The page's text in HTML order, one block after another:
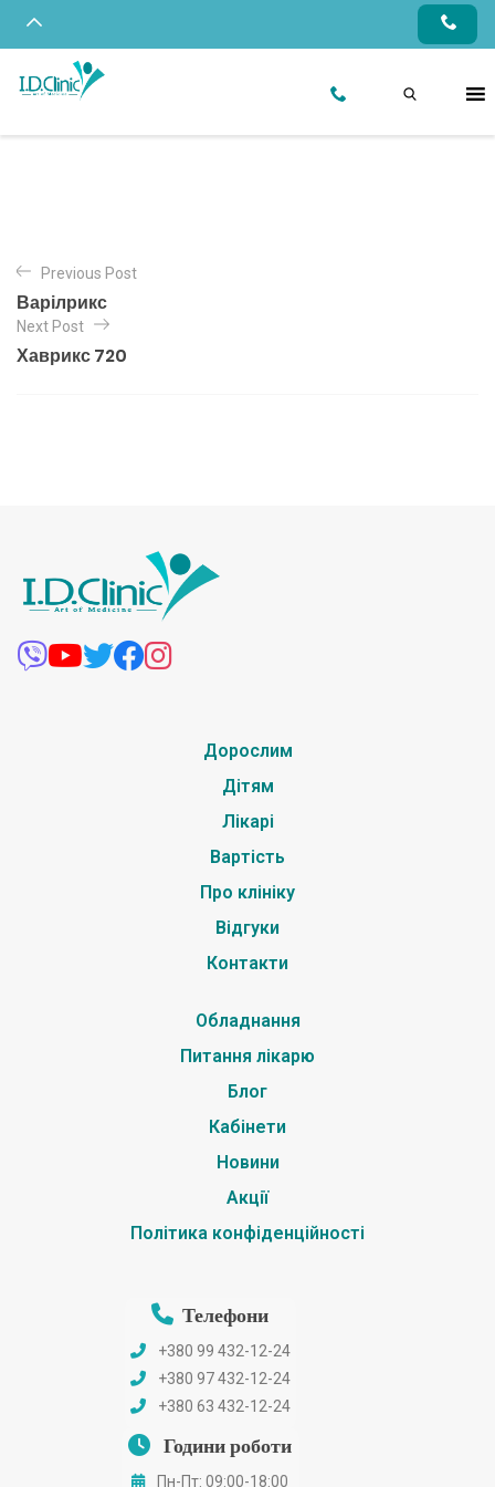
Previous Post
Варілрикс
Next Post
Хаврикс 720
Дорослим
Дітям
Лікарі
Вартість
Про клініку
Відгуки
Контакти
Обладнання
Питання лікарю
Блог
Кабінети
Новини
Акції
Політика конфіденційності
Телефони
+380 99 432-12-24
+380 97 432-12-24
+380 63 432-12-24
Години роботи
Пн-Пт: 09:00-18:00